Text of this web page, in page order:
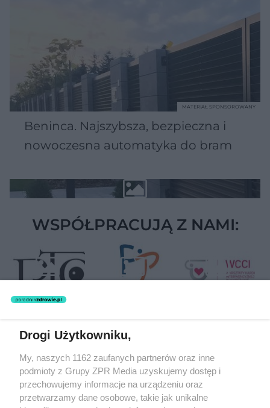
Beninca. Najszybsza, bezpieczna i
nowoczesna automatyka do bram
MATERIAŁ SPONSOROWANY
WSPÓŁPRACUJĄ Z NAMI:
Żaden utwór zamieszczony w serwisie nie może być powielany i
rozpowszechniany lub dalej rozpowszechniany w jakikolwiek sposób
(w tym także elektroniczny lub mechaniczny) na jakimkolwiek polu
eksploatacji w jakiejkolwiek formie, włącznie z umieszczaniem w
Internecie bez pisemnej zgody właściciela praw. Jakiekolwiek użycie
lub wykorzystanie utworów w całości lub w części z naruszeniem
Drogi Użytkowniku,
My, naszych 1162 zaufanych partnerów oraz inne
podmioty z Grupy ZPR Media uzyskujemy dostęp i
przechowujemy informacje na urządzeniu oraz
przetwarzamy dane osobowe, takie jak unikalne